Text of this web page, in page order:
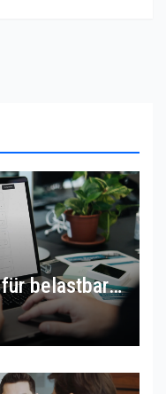
belastbare